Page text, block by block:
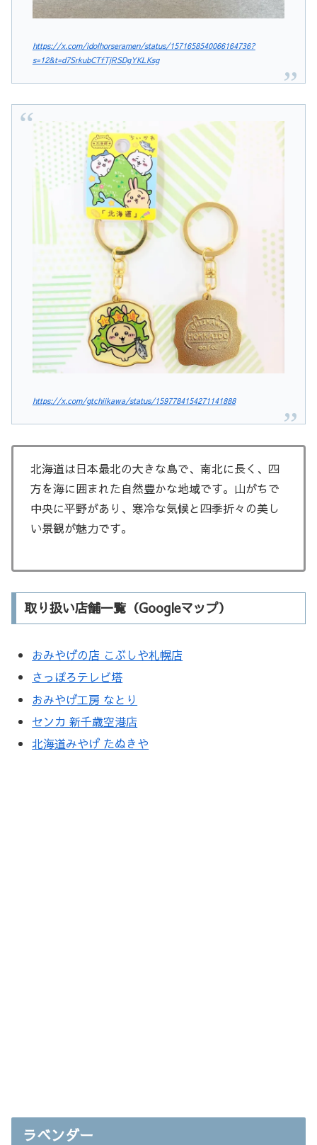
https://x.com/idolhorseramen/status/1571658540066164736?
s=12&t=d7SrkubCTfTjRSDgYKLKsg
https://x.com/gtchiikawa/status/1597784154271141888
北海道は日本最北の大きな島で、南北に長く、四
方を海に囲まれた自然豊かな地域です。山がちで
中央に平野があり、寒冷な気候と四季折々の美し
い景観が魅力です。
取り扱い店舗一覧（Googleマップ）
おみやげの店 こぶしや札幌店
さっぽろテレビ塔
おみやげ工房 なとり
センカ 新千歳空港店
北海道みやげ たぬきや
ラベンダー